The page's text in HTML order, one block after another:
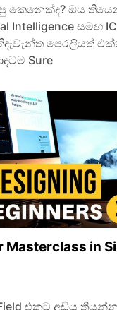
කෙනෙක්ද? ඔය
Intelligence සමඟ
පෙරලියත්
Sure
Masterclass in
Field එකට අඩිය